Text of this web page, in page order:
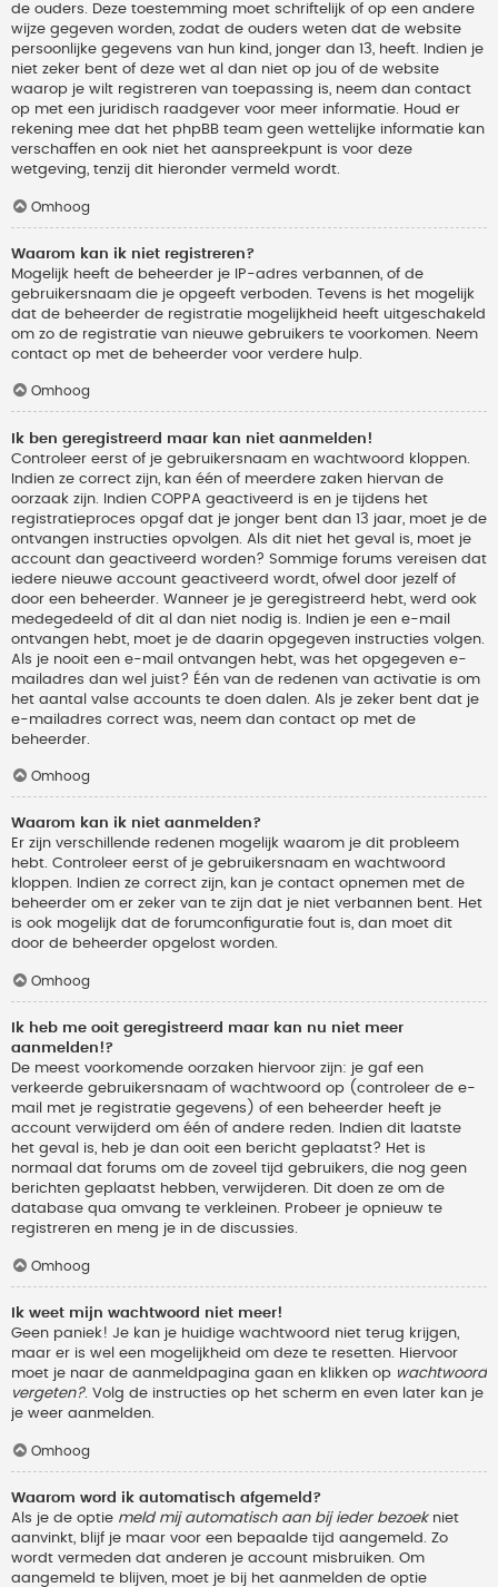
de ouders. Deze toestemming moet schriftelijk of op een andere
wijze gegeven worden, zodat de ouders weten dat de website
persoonlijke gegevens van hun kind, jonger dan 13, heeft. Indien je
niet zeker bent of deze wet al dan niet op jou of de website
waarop je wilt registreren van toepassing is, neem dan contact
op met een juridisch raadgever voor meer informatie. Houd er
rekening mee dat het phpBB team geen wettelijke informatie kan
verschaffen en ook niet het aanspreekpunt is voor deze
wetgeving, tenzij dit hieronder vermeld wordt.
Omhoog
Waarom kan ik niet registreren?
Mogelijk heeft de beheerder je IP-adres verbannen, of de
gebruikersnaam die je opgeeft verboden. Tevens is het mogelijk
dat de beheerder de registratie mogelijkheid heeft uitgeschakeld
om zo de registratie van nieuwe gebruikers te voorkomen. Neem
contact op met de beheerder voor verdere hulp.
Omhoog
Ik ben geregistreerd maar kan niet aanmelden!
Controleer eerst of je gebruikersnaam en wachtwoord kloppen.
Indien ze correct zijn, kan één of meerdere zaken hiervan de
oorzaak zijn. Indien COPPA geactiveerd is en je tijdens het
registratieproces opgaf dat je jonger bent dan 13 jaar, moet je de
ontvangen instructies opvolgen. Als dit niet het geval is, moet je
account dan geactiveerd worden? Sommige forums vereisen dat
iedere nieuwe account geactiveerd wordt, ofwel door jezelf of
door een beheerder. Wanneer je je geregistreerd hebt, werd ook
medegedeeld of dit al dan niet nodig is. Indien je een e-mail
ontvangen hebt, moet je de daarin opgegeven instructies volgen.
Als je nooit een e-mail ontvangen hebt, was het opgegeven e-
mailadres dan wel juist? Één van de redenen van activatie is om
het aantal valse accounts te doen dalen. Als je zeker bent dat je
e-mailadres correct was, neem dan contact op met de
beheerder.
Omhoog
Waarom kan ik niet aanmelden?
Er zijn verschillende redenen mogelijk waarom je dit probleem
hebt. Controleer eerst of je gebruikersnaam en wachtwoord
kloppen. Indien ze correct zijn, kan je contact opnemen met de
beheerder om er zeker van te zijn dat je niet verbannen bent. Het
is ook mogelijk dat de forumconfiguratie fout is, dan moet dit
door de beheerder opgelost worden.
Omhoog
Ik heb me ooit geregistreerd maar kan nu niet meer
aanmelden!?
De meest voorkomende oorzaken hiervoor zijn: je gaf een
verkeerde gebruikersnaam of wachtwoord op (controleer de e-
mail met je registratie gegevens) of een beheerder heeft je
account verwijderd om één of andere reden. Indien dit laatste
het geval is, heb je dan ooit een bericht geplaatst? Het is
normaal dat forums om de zoveel tijd gebruikers, die nog geen
berichten geplaatst hebben, verwijderen. Dit doen ze om de
database qua omvang te verkleinen. Probeer je opnieuw te
registreren en meng je in de discussies.
Omhoog
Ik weet mijn wachtwoord niet meer!
Geen paniek! Je kan je huidige wachtwoord niet terug krijgen,
maar er is wel een mogelijkheid om deze te resetten. Hiervoor
moet je naar de aanmeldpagina gaan en klikken op wachtwoord
vergeten?. Volg de instructies op het scherm en even later kan je
je weer aanmelden.
Omhoog
Waarom word ik automatisch afgemeld?
Als je de optie meld mij automatisch aan bij ieder bezoekniet
aanvinkt, blijf je maar voor een bepaalde tijd aangemeld. Zo
wordt vermeden dat anderen je account misbruiken. Om
aangemeld te blijven, moet je bij het aanmelden de optie